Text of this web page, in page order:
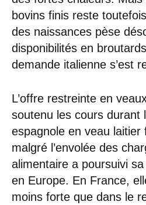
bovins finis reste
des naissances pèse
disponibilités en
demande italienne s’est
L’offre restreinte en
soutenu les cours durant
espagnole en veau laitier
malgré l’envolée des
alimentaire a poursuivi
en Europe. En France,
moins forte que dans le